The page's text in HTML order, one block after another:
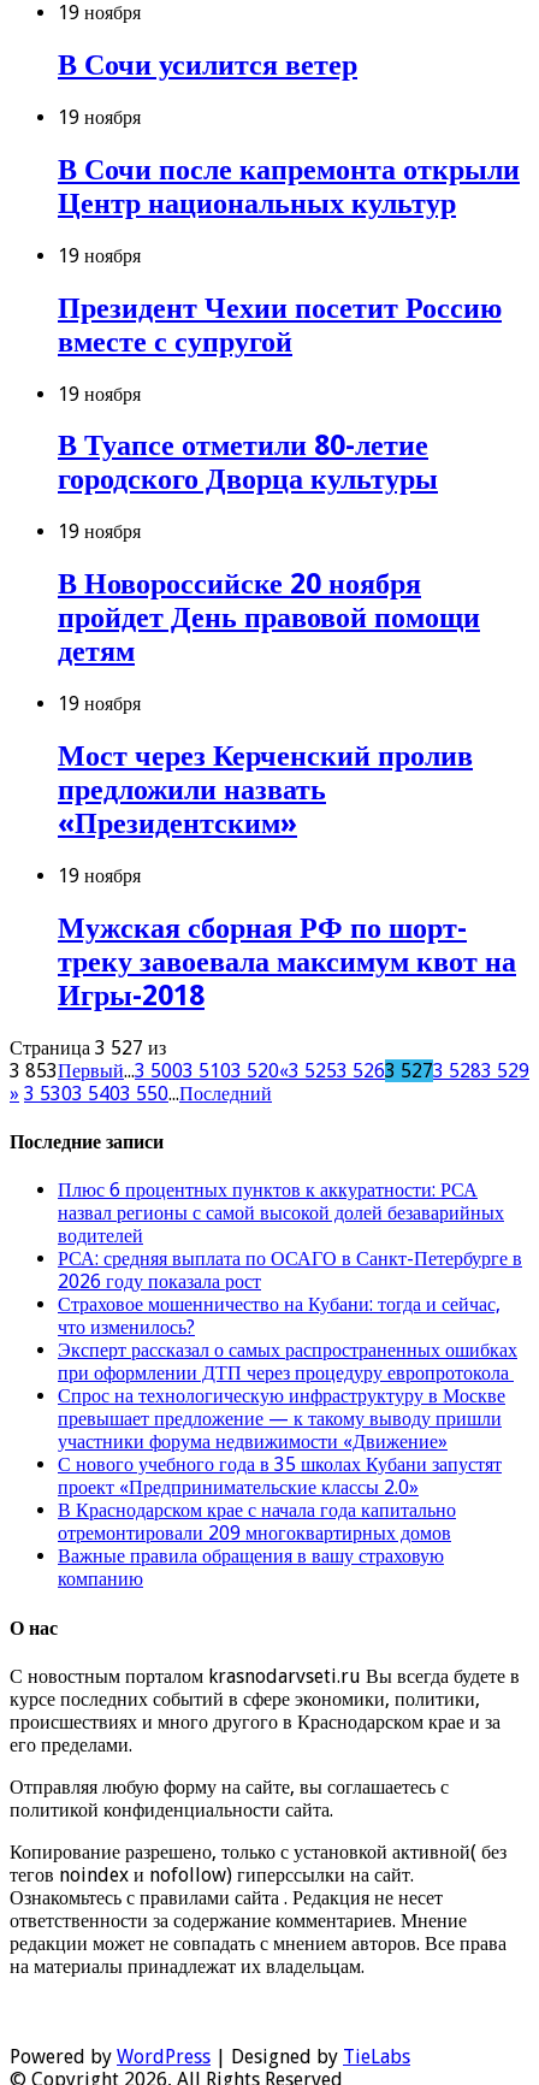
19 ноября
В Сочи усилится ветер
19 ноября
В Сочи после капремонта открыли
Центр национальных культур
19 ноября
Президент Чехии посетит Россию
вместе с супругой
19 ноября
В Туапсе отметили 80-летие
городского Дворца культуры
19 ноября
В Новороссийске 20 ноября
пройдет День правовой помощи
детям
19 ноября
Мост через Керченский пролив
предложили назвать
«Президентским»
19 ноября
Мужская сборная РФ по шорт-
треку завоевала максимум квот на
Игры-2018
Страница 3 527 из
3 853Первый...3 5003 5103 520«3 5253 5263 5273 5283 529
» 3 5303 5403 550...Последний
Последние записи
Плюс 6 процентных пунктов к аккуратности: РСА
назвал регионы с самой высокой долей безаварийных
водителей
РСА: средняя выплата по ОСАГО в Санкт-Петербурге в
2026 году показала рост
Страховое мошенничество на Кубани: тогда и сейчас,
что изменилось?
Эксперт рассказал о самых распространенных ошибках
при оформлении ДТП через процедуру европротокола
Спрос на технологическую инфраструктуру в Москве
превышает предложение — к такому выводу пришли
участники форума недвижимости «Движение»
С нового учебного года в 35 школах Кубани запустят
проект «Предпринимательские классы 2.0»
В Краснодарском крае с начала года капитально
отремонтировали 209 многоквартирных домов
Важные правила обращения в вашу страховую
компанию
О нас
С новостным порталом krasnodarvseti.ru Вы всегда будете в
курсе последних событий в сфере экономики, политики,
происшествиях и много другого в Краснодарском крае и за
его пределами.
Отправляя любую форму на сайте, вы соглашаетесь с
политикой конфиденциальности сайта.
Копирование разрешено, только с установкой активной( без
тегов noindex и nofollow) гиперссылки на сайт.
Ознакомьтесь с правилами сайта . Редакция не несет
ответственности за содержание комментариев. Мнение
редакции может не совпадать с мнением авторов. Все права
на материалы принадлежат их владельцам.
Powered by WordPress | Designed by TieLabs
© Copyright 2026, All Rights Reserved